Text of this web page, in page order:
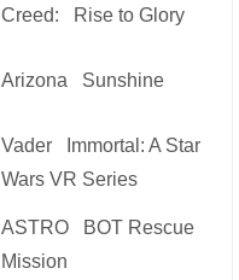
Creed: Rise to Glory
Arizona Sunshine
Vader Immortal: A Star
Wars VR Series
ASTRO BOT Rescue
Mission